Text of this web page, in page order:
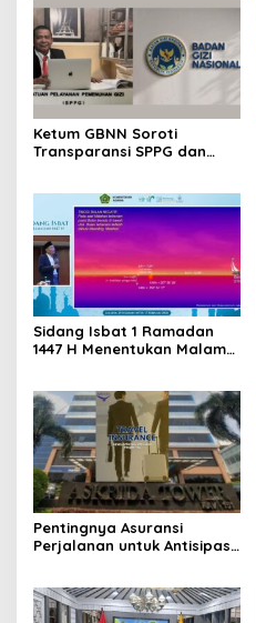
Ketum GBNN Soroti
Transparansi SPPG dan
Sidang Isbat 1 Ramadan
1447 H Menentukan Malam
Pentingnya Asuransi
Perjalanan untuk Antisipasi